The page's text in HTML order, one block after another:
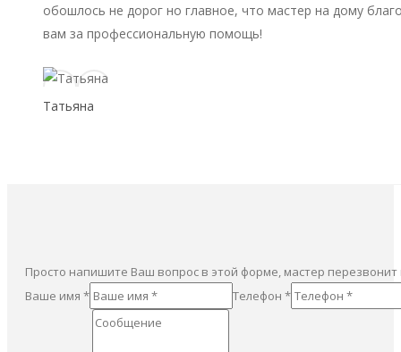
обошлось не дорог но главное, что мастер на дому
вам за профессиональную помощь!
Татьяна
Просто напишите Ваш вопрос в этой форме, мастер
Ваше имя *
Телефон *